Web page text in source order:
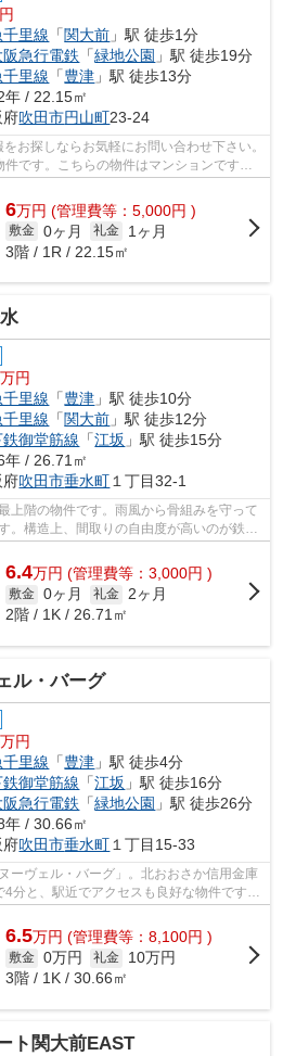
千里線 「関大前 」駅 徒歩1分
阪急行電鉄 「緑地公園 」駅 徒歩19分
千里線 「豊津 」駅 徒歩13分
年 / 22.15㎡
府吹田市円山町23-24
お探しならお気軽にお問い合わせ下さい。
です。こちらの物件はマンションです。
鉄骨...
6万円 (管理費等：5,000円 )
敷金 0ヶ月 礼金
1ヶ月
3階 / 1R / 22.15㎡
万円
千里線 「豊津 」駅 徒歩10分
千里線 「関大前 」駅 徒歩12分
鉄御堂筋線 「江坂 」駅 徒歩15分
年 / 26.71㎡
府吹田市垂水町 １丁目32-1
上階の物件です。雨風から骨組みを守って
。構造上、間取りの自由度が高いのが鉄骨
なる...
6.4万円 (管理費等：3,000円 )
敷金 0ヶ月 礼金 2ヶ月
2階 / 1K / 26.71㎡
ル・バーグ
万円
里線 「豊津 」駅 徒歩4分
鉄御堂筋線 「江坂 」駅 徒歩16分
阪急行電鉄 「緑地公園 」駅 徒歩26分
年 / 30.66㎡
府吹田市垂水町 １丁目15-33
ーヴェル・バーグ」。北おおさか信用金庫
分と、駅近でアクセスも良好な物件です。
レベー...
6.5万円 (管理費等：8,100円 )
敷金 0万円 礼金
10万円
3階 / 1K / 30.66㎡
ト関大前EAST